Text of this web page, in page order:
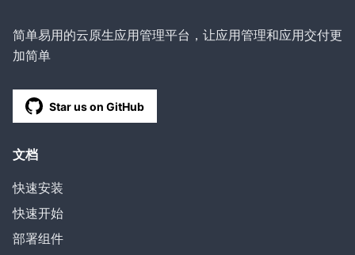
简单易用的云原生应用管理平台，让应用管理和应用交付更
加简单
Star us on GitHub
文档
快速安装
快速开始
部署组件